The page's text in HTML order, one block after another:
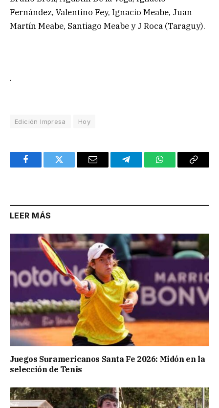
Fernández, Valentino Fey, Ignacio Meabe, Juan
Martín Meabe, Santiago Meabe y J Roca (Taraguy).
.
Edición Impresa Hoy
FacebookTwitter Email TelegramWhatsAppCopy
LEER MÁS
Juegos Suramericanos Santa Fe 2026: Midón en la
selección de Tenis